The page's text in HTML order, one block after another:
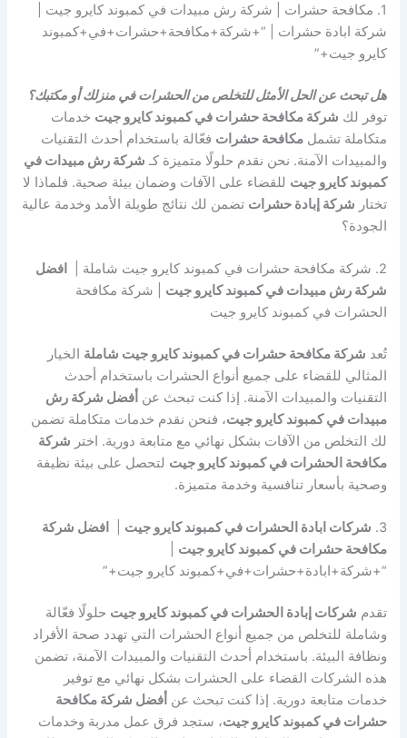
1. مكافحة حشرات | شركة رش مبيدات في كمبوند كايرو جيت |
شركة ابادة حشرات | “+شركة+مكافحة+حشرات+في+كمبوند
كايرو جيت+”
هل تبحث عن الحل الأمثل للتخلص من الحشرات في منزلك أو مكتبك؟
توفر لك شركة مكافحة حشرات في كمبوند كايرو جيت خدمات
متكاملة تشملمكافحة حشرات فعّالة باستخدام أحدث التقنيات
والمبيدات الآمنة. نحن نقدم حلولًا متميزة كـ شركة رش مبيدات في
كمبوند كايرو جيت للقضاء على الآفات وضمان بيئة صحية. فلماذا لا
تختار شركة إبادة حشرات تضمن لك نتائج طويلة الأمد وخدمة عالية
الجودة؟
2. شركة مكافحة حشرات في كمبوند كايرو جيت شاملة |
افضل
شركة رش مبيدات في كمبوند كايرو جيت | شركة مكافحة
الحشرات في كمبوند كايرو جيت
تُعد شركة مكافحة حشرات في كمبوند كايرو جيت شاملة الخيار
المثالي للقضاء على جميع أنواع الحشرات باستخدام أحدث
التقنيات والمبيدات الآمنة. إذا كنت تبحث عن أفضل شركة رش
مبيدات في كمبوند كايرو جيت، فنحن نقدم خدمات متكاملة تضمن
لك التخلص من الآفات بشكل نهائي مع متابعة دورية. اختر شركة
مكافحة الحشرات في كمبوند كايرو جيت لتحصل على بيئة نظيفة
وصحية بأسعار تنافسية وخدمة متميزة.
3. شركات ابادة الحشرات في كمبوند كايرو جيت
افضل شركة
مكافحة حشرات في كمبوند كايرو جيت
“+شركة+ابادة+حشرات+في+كمبوند كايرو جيت+”
تقدم شركات إبادة الحشرات في كمبوند كايرو جيت حلولًا فعّالة
وشاملة للتخلص من جميع أنواع الحشرات التي تهدد صحة الأفراد
ونظافة البيئة. باستخدام أحدث التقنيات والمبيدات الآمنة، تضمن
هذه الشركات القضاء على الحشرات بشكل نهائي مع توفير
خدمات متابعة دورية. إذا كنت تبحث عن أفضل شركة مكافحة
حشرات في كمبوند كايرو جيت، ستجد فرق عمل مدربة وخدمات